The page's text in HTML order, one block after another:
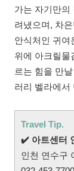
가는 자기만의
려냈으며, 차
안식처인 귀여
위에 아크릴물
르는 힘을 만
러리 벨라에서
Travel Tip.
✔️ 아트센터
인천 연수구